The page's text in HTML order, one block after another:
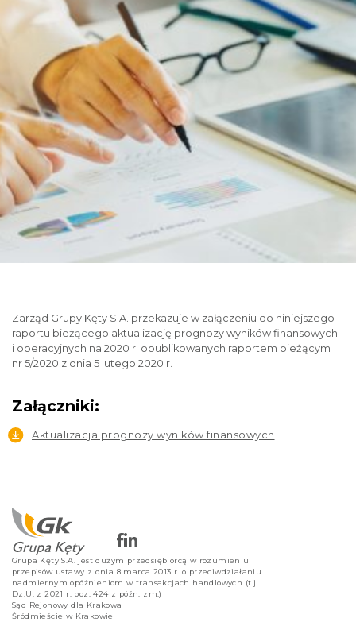
Zarząd Grupy Kęty S.A. przekazuje w załączeniu do niniejszego
raportu bieżącego aktualizację prognozy wyników finansowych
i operacyjnych na 2020 r. opublikowanych raportem bieżącym
nr 5/2020 z dnia 5 lutego 2020 r.
Załączniki:
Aktualizacja prognozy wyników finansowych
Grupa Kęty S.A. jest dużym przedsiębiorcą w rozumieniu
przepisów ustawy z dnia 8 marca 2013 r. o przeciwdziałaniu
nadmiernym opóźnieniom w transakcjach handlowych (t.j.
Dz.U. z 2021 r. poz. 424 z późn. zm.)
Sąd Rejonowy dla Krakowa
Śródmieście w Krakowie